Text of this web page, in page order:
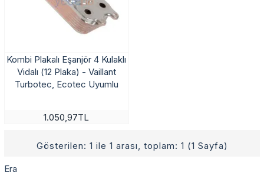
Kombi Plakalı Eşanjör 4 Kulaklı
Vidalı (12 Plaka) - Vaillant
Turbotec, Ecotec Uyumlu
1.050,97TL
Gösterilen: 1 ile 1 arası, toplam: 1 (1 Sayfa)
Era